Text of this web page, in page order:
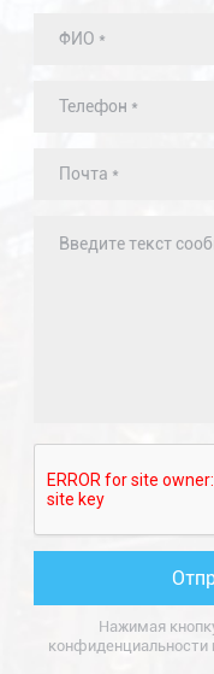
Нажимая
конфиденциальности